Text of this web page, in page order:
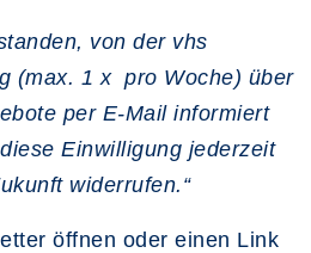
von der vhs
(max. 1 x pro Woche) über
per E-Mail informiert
Einwilligung jederzeit
widerrufen.“
öffnen oder einen Link